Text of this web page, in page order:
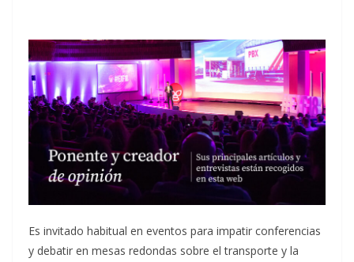
Es invitado habitual en eventos para impatir conferencias
y debatir en mesas redondas sobre el transporte y la